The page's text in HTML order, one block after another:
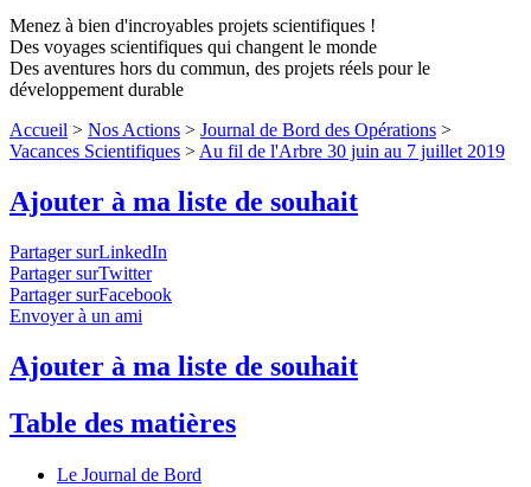
Menez à bien d'incroyables projets scientifiques !
Des voyages scientifiques qui changent le monde
Des aventures hors du commun, des projets réels pour le
développement durable
Accueil > Nos Actions > Journal de Bord des Opérations >
Vacances Scientifiques > Au fil de l'Arbre 30 juin au 7 juillet 2019
Ajouter à ma liste de souhait
Partager surLinkedIn
Partager surTwitter
Partager surFacebook
Envoyer à un ami
Ajouter à ma liste de souhait
Table des matières
Le Journal de Bord